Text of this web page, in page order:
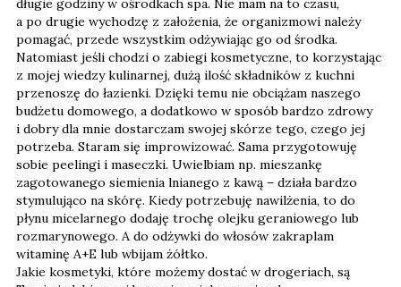
długie godziny w ośrodkach spa. Nie mam na to czasu,
a po drugie wychodzę z założenia, że organizmowi należy
pomagać, przede wszystkim odżywiając go od środka.
Natomiast jeśli chodzi o zabiegi kosmetyczne, to korzystając
z mojej wiedzy kulinarnej, dużą ilość składników z kuchni
przenoszę do łazienki. Dzięki temu nie obciążam naszego
budżetu domowego, a dodatkowo w sposób bardzo zdrowy
i dobry dla mnie dostarczam swojej skórze tego, czego jej
potrzeba. Staram się improwizować. Sama przygotowuję
sobie peelingi i maseczki. Uwielbiam np. mieszankę
zagotowanego siemienia lnianego z kawą – działa bardzo
stymulująco na skórę. Kiedy potrzebuję nawilżenia, to do
płynu micelarnego dodaję trochę olejku geraniowego lub
rozmarynowego. A do odżywki do włosów zakraplam
witaminę A+E lub wbijam żółtko.
Jakie kosmetyki, które możemy dostać w drogeriach, są